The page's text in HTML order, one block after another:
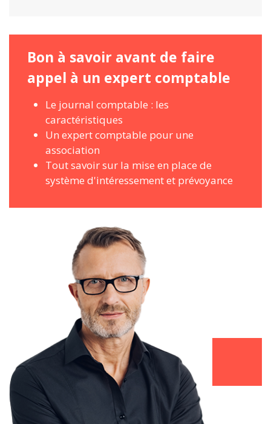
Bon à savoir avant de faire
appel à un expert comptable
Le journal comptable : les
caractéristiques
Un expert comptable pour une
association
Tout savoir sur la mise en place de
système d'intéressement et prévoyance